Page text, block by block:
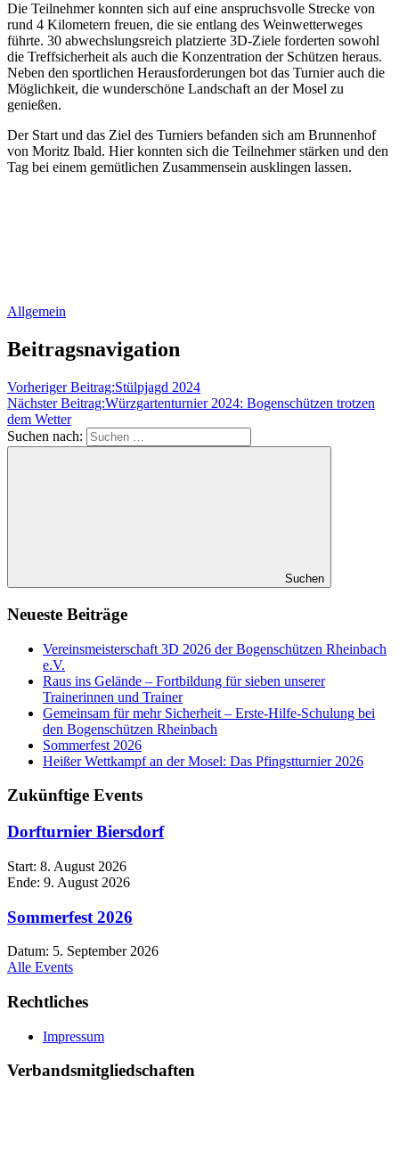
Die Teilnehmer konnten sich auf eine anspruchsvolle Strecke von
rund 4 Kilometern freuen, die sie entlang des Weinwetterweges
führte. 30 abwechslungsreich platzierte 3D-Ziele forderten sowohl
die Treffsicherheit als auch die Konzentration der Schützen heraus.
Neben den sportlichen Herausforderungen bot das Turnier auch die
Möglichkeit, die wunderschöne Landschaft an der Mosel zu
genießen.
Der Start und das Ziel des Turniers befanden sich am Brunnenhof
von Moritz Ibald. Hier konnten sich die Teilnehmer stärken und den
Tag bei einem gemütlichen Zusammensein ausklingen lassen.
Allgemein
Beitragsnavigation
Vorheriger Beitrag:Stülpjagd 2024
Nächster Beitrag:Würzgartenturnier 2024: Bogenschützen trotzen
dem Wetter
Suchen nach:
Suchen
Neueste Beiträge
Vereinsmeisterschaft 3D 2026 der Bogenschützen Rheinbach
e.V.
Raus ins Gelände – Fortbildung für sieben unserer
Trainerinnen und Trainer
Gemeinsam für mehr Sicherheit – Erste-Hilfe-Schulung bei
den Bogenschützen Rheinbach
Sommerfest 2026
Heißer Wettkampf an der Mosel: Das Pfingstturnier 2026
Zukünftige Events
Dorfturnier Biersdorf
Start: 8. August 2026
Ende: 9. August 2026
Sommerfest 2026
Datum: 5. September 2026
Alle Events
Rechtliches
Impressum
Verbandsmitgliedschaften